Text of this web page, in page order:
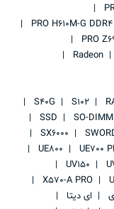
PRO H610M-G DDR4
PRO
Radeon
S102
S40G
SO-DIMM
SSD
SX6000
UE700
UE800
UV150
X570-A PRO
ای دیتا